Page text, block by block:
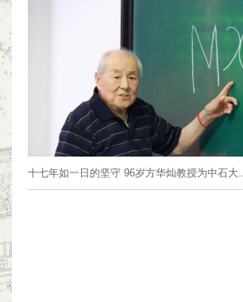
十七年如一日的坚守 96岁方华灿教授为中石大...